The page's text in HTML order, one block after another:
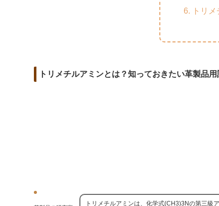
トリ
トリメチルアミンとは？知っておきたい革製品用
トリメチルアミンは、化学式(CH3)3Nの第三級